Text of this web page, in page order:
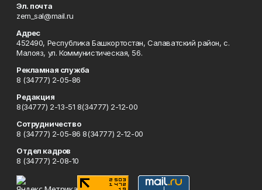
Эл. почта
zem_sal@mail.ru
Адрес
452490, Республика Башкортостан, Салаватский район, с.
Малояз, ул. Коммунистическая, 56.
Рекламная служба
8 (34777) 2-05-86
Редакция
8(34777) 2-13-51 8(34777) 2-12-00
Сотрудничество
8 (34777) 2-05-86 8(34777) 2-12-00
Отдел кадров
8 (34777) 2-08-10